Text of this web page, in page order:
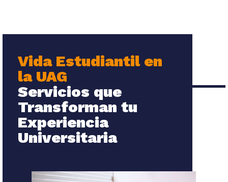
Vida Estudiantil en
la UAG
Servicios que
Transforman tu
Experiencia
Universitaria